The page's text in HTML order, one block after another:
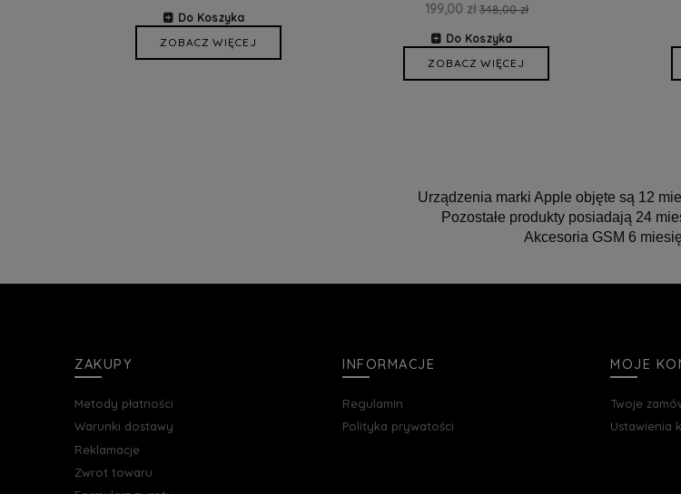
Do Koszyka
ZOBACZ WIĘCEJ
199,00 zł 348,00 zł
Do Koszyka
ZOBACZ WIĘCEJ
Urządzenia marki Apple objęte są 12
Pozostałe produkty posiadają 24
Akcesoria GSM 6
ZAKUPY
Metody płatności
Warunki dostawy
Reklamacje
Zwrot towaru
INFORMACJE
Regulamin
Polityka prywatości
MOJE
Twoje
Ustawienia